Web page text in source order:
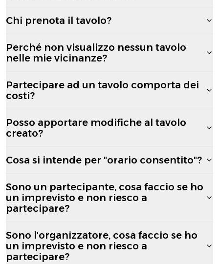
Chi prenota il tavolo?
Perché non visualizzo nessun tavolo
nelle mie vicinanze?
Partecipare ad un tavolo comporta dei
costi?
Posso apportare modifiche al tavolo
creato?
Cosa si intende per "orario consentito"?
Sono un partecipante, cosa faccio se ho
un imprevisto e non riesco a
partecipare?
Sono l'organizzatore, cosa faccio se ho
un imprevisto e non riesco a
partecipare?